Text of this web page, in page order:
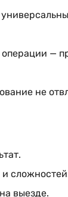
не
выезде.